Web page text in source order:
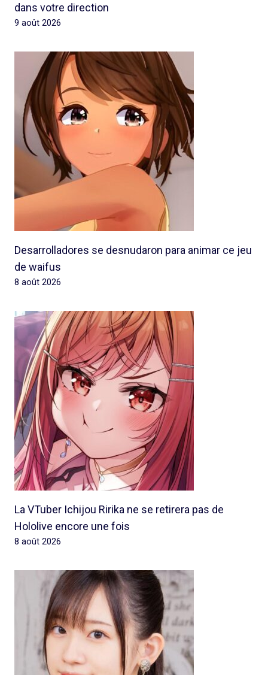
dans votre direction
9 août 2026
Desarrolladores se desnudaron para animar ce jeu
de waifus
8 août 2026
La VTuber Ichijou Ririka ne se retirera pas de
Hololive encore une fois
8 août 2026